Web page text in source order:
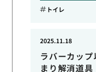
トイレ
ラバーカッ
まり解消道具
2025.11.18